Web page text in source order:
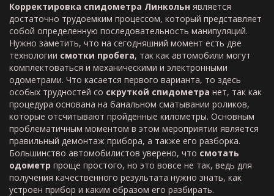
Корректировка спидометра Линкольн является
достаточно трудоемким процессом, который представляет
собой определенную последовательность манипуляций.
Нужно заметить, что на сегодняшний момент есть две
технологии смотки пробега, так как автомобили могут
комплектоваться и механическими и электронными
одометрами. Что касается первого варианта, то здесь
особых трудностей со скруткой спидометра нет, так как
процедура основана на банальном сматывании роликов,
которые отсчитывают пройденные километры. Основным
проблематичным моментом в этом мероприятии является
правильный демонтаж прибора, а также его разборка.
Большинство автомобилистов уверено, что смотать
одометр проще простого, но это вовсе не так, ведь для
получения качественного результата нужно знать, как
устроен прибор и каким образом его разбирать.